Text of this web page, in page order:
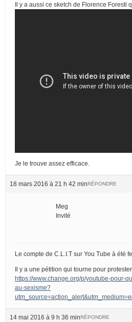
Il y a aussi ce sketch de Florence Foresti
Je le trouve assez efficace.
18 mars 2016 à 21 h 42 minRÉPONDRE
Meg
Invité
Le compte de C.L.I.T sur You Tube à été
Il y a une pétition qui tourne pour
https://www.change.org/p/youtube-pour-
au-sexisme?
14 mai 2016 à 9 h 36 minRÉPONDRE